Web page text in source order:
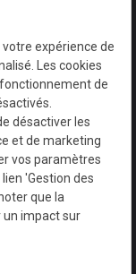
expérience de
Les cookies
de
désactiver les
et de marketing
vos paramètres
'Gestion des
que la
un impact sur